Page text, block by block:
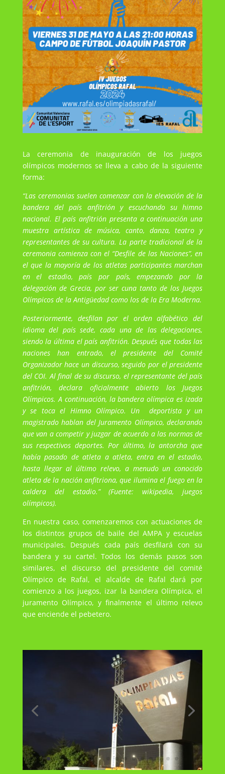
La ceremonia de inauguración de los juegos
olímpicos modernos se lleva a cabo de la siguiente
forma:
“Las ceremonias suelen comenzar con la elevación de la
bandera del país anfitrión y escuchando su himno
nacional. El país anfitrión presenta a continuación una
muestra artística de música, canto, danza, teatro y
representantes de su cultura. La parte tradicional de la
ceremonia comienza con el “Desfile de las Naciones”, en
el que la mayoría de los atletas participantes marchan
en el estadio, país por país, empezando por la
delegación de Grecia, por ser cuna tanto de los Juegos
Olímpicos de la Antigüedad como los de la Era Moderna.
Posteriormente, desfilan por el orden alfabético del
idioma del país sede, cada una de las delegaciones,
siendo la última el país anfitrión. Después que todas las
naciones han entrado, el presidente del Comité
Organizador hace un discurso, seguido por el presidente
del COI. Al final de su discurso, el representante del país
anfitrión, declara oficialmente abierto los Juegos
Olímpicos. A continuación, la bandera olímpica es izada
y se toca el Himno Olímpico. Un deportista y un
magistrado hablan del Juramento Olímpico, declarando
que van a competir y juzgar de acuerdo a las normas de
sus respectivos deportes. Por último, la antorcha que
había pasado de atleta a atleta, entra en el estadio,
hasta llegar al último relevo, a menudo un conocido
atleta de la nación anfitriona, que ilumina el fuego en la
caldera del estadio.” (Fuente: wikipedia, juegos
olímpicos).
En nuestra caso, comenzaremos con actuaciones de
los distintos grupos de baile del AMPA y escuelas
municipales. Después cada país desfilará con su
bandera y su cartel. Todos los demás pasos son
similares, el discurso del presidente del comité
Olímpico de Rafal, el alcalde de Rafal dará por
comienzo a los juegos, izar la bandera Olímpica, el
juramento Olímpico, y finalmente el último relevo
que enciende el pebetero.